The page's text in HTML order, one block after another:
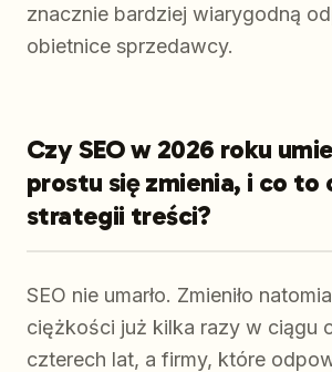
znacznie bardziej wiarygodną
obietnice sprzedawcy.
Czy SEO w 2026 roku
prostu się zmienia, i co to
strategii treści?
SEO nie umarło. Zmieniło
ciężkości już kilka razy w ciągu
czterech lat, a firmy, które